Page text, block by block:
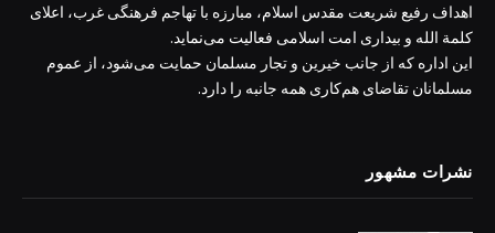
اهداف رفیع شریعت مقدس اسلام، مبارزه با تهاجم فرهنگی غرب، اعلای
کلمة الله و بیداری امت اسلامی فعالیت می‌نماید.
این اداره که از جانب خیرین و تجار مسلمان حمایت می‌شود، از عموم
مسلمانان تقاضای هم‌کاری همه جانبه را دارد.
نشرات مشهور